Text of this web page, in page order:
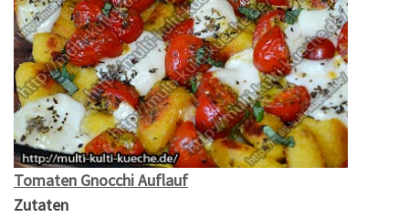
Tomaten Gnocchi Auflauf
Zutaten